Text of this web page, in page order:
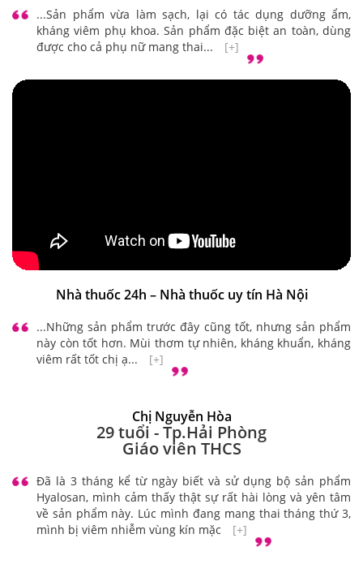
...Sản phẩm vừa làm sạch, lại có tác dụng dưỡng ẩm,
kháng viêm phụ khoa. Sản phẩm đặc biệt an toàn, dùng
được cho cả phụ nữ mang thai...
[+]
Nhà thuốc 24h – Nhà thuốc uy tín Hà Nội
...Những sản phẩm trước đây cũng tốt, nhưng sản phẩm
này còn tốt hơn. Mùi thơm tự nhiên, kháng khuẩn, kháng
viêm rất tốt chị ạ...
[+]
Chị Nguyễn Hòa
29 tuổi - Tp.Hải Phòng
Giáo viên THCS
Đã là 3 tháng kể từ ngày biết và sử dụng bộ sản phẩm
Hyalosan, mình cảm thấy thật sự rất hài lòng và yên tâm
về sản phẩm này. Lúc mình đang mang thai tháng thứ 3,
mình bị viêm nhiễm vùng kín mặc
[+]